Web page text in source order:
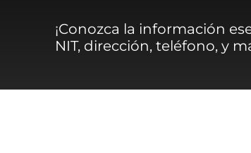
¡Conozca la información
NIT, dirección, teléfono, y